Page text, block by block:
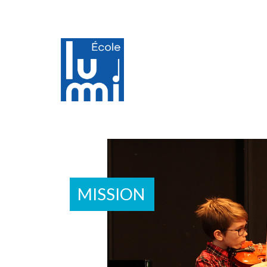
Mission
MISSION